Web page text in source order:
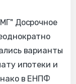
Досрочное
варианты
ипотеки и
в ЕНПФ